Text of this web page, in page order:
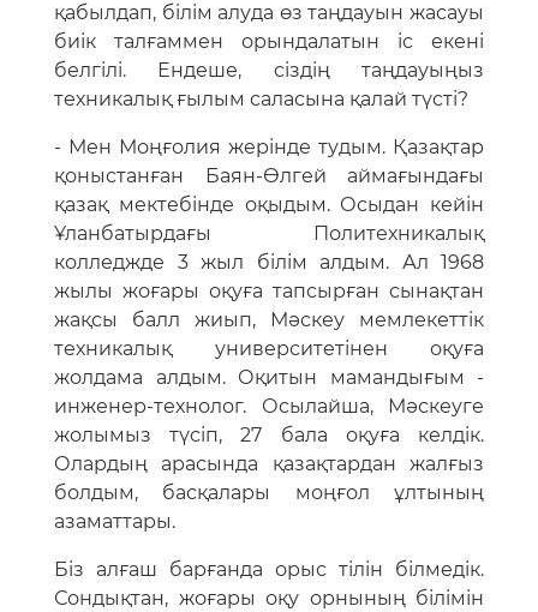
қабылдап, білім алуда өз таңдауын жасауы
биік талғаммен орындалатын іс екені
белгілі. Ендеше, сіздің таңдауыңыз
техникалық ғылым саласына қалай түсті?
- Мен Моңғолия жерінде тудым. Қазақтар
қоныстанған Баян-Өлгей аймағындағы
қазақ мектебінде оқыдым. Осыдан кейін
Ұланбатырдағы Политехникалық
колледжде 3 жыл білім алдым. Ал 1968
жылы жоғары оқуға тапсырған сынақтан
жақсы балл жиып, Мәскеу мемлекеттік
техникалық университетінен оқуға
жолдама алдым. Оқитын мамандығым -
инженер-технолог. Осылайша, Мәскеуге
жолымыз түсіп, 27 бала оқуға келдік.
Олардың арасында қазақтардан жалғыз
болдым, басқалары моңғол ұлтының
азаматтары.
Біз алғаш барғанда орыс тілін білмедік.
Сондықтан, жоғары оқу орнының білімін